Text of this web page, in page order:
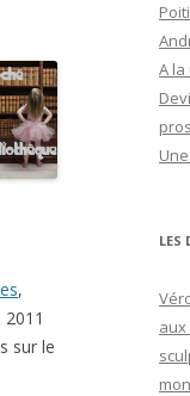
,
sur le
A la
LES
aux